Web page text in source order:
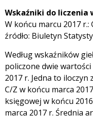
Wskaźniki do
W końcu marcu 2017 r.:
źródło: Biuletyn
Według wskaźników
policzone dwie
2017 r. Jedna to
C/Z w końcu marca
księgowej w końcu
marca 2017 r. Średnia